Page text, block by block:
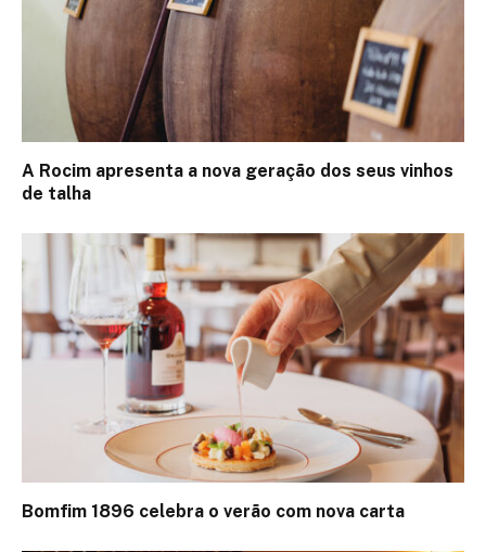
A Rocim apresenta a nova geração dos seus vinhos
de talha
Bomfim 1896 celebra o verão com nova carta